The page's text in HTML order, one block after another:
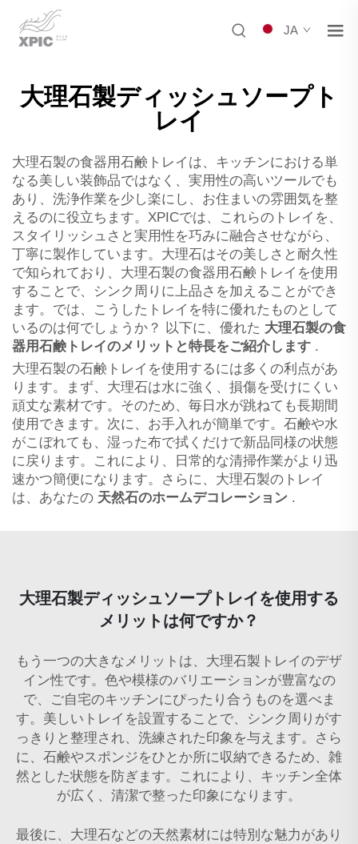
JA
大理石製ディッシュソープト
レイ
大理石製の食器用石鹸トレイは、キッチンにおける単
なる美しい装飾品ではなく、実用性の高いツールでも
あり、洗浄作業を少し楽にし、お住まいの雰囲気を整
えるのに役立ちます。XPICでは、これらのトレイを、
スタイリッシュさと実用性を巧みに融合させながら、
丁寧に製作しています。大理石はその美しさと耐久性
で知られており、大理石製の食器用石鹸トレイを使用
することで、シンク周りに上品さを加えることができ
ます。では、こうしたトレイを特に優れたものとして
いるのは何でしょうか？ 以下に、優れた 大理石製の食
器用石鹸トレイのメリットと特長をご紹介します .
大理石製の石鹸トレイを使用するには多くの利点があ
ります。まず、大理石は水に強く、損傷を受けにくい
頑丈な素材です。そのため、毎日水が跳ねても長期間
使用できます。次に、お手入れが簡単です。石鹸や水
がこぼれても、湿った布で拭くだけで新品同様の状態
に戻ります。これにより、日常的な清掃作業がより迅
速かつ簡便になります。さらに、大理石製のトレイ
は、あなたの 天然石のホームデコレーション .
大理石製ディッシュソープトレイを使用する
メリットは何ですか？
もう一つの大きなメリットは、大理石製トレイのデザ
イン性です。色や模様のバリエーションが豊富なの
で、ご自宅のキッチンにぴったり合うものを選べま
す。美しいトレイを設置することで、シンク周りがす
っきりと整理され、洗練された印象を与えます。さら
に、石鹸やスポンジをひとか所に収納できるため、雑
然とした状態を防ぎます。これにより、キッチン全体
が広く、清潔で整った印象になります。
最後に、大理石などの天然素材には特別な魅力があり